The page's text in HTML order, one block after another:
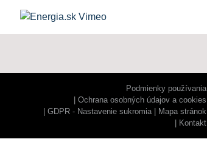
Podmienky používania
Ochrana osobných údajov a cookies
GDPR - Nastavenie sukromia
Mapa stránok
Kontakt